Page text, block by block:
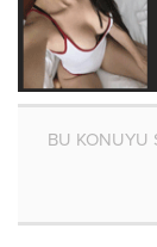
BU KONUYU